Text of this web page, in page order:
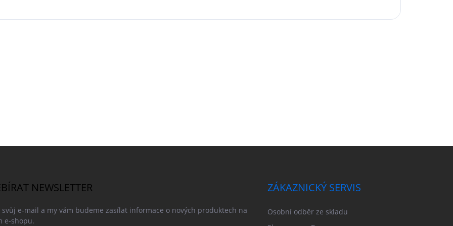
NEWSLETTER
svůj e-mail a my vám budeme zasílat informace o nových produktech na
e-shopu.
ZÁKAZNICKÝ SERVIS
Osobní odběr ze skladu